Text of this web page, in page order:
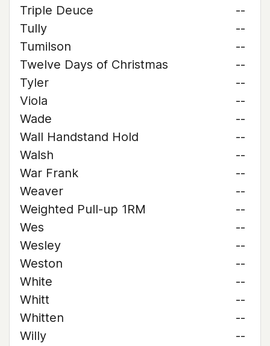
Triple Deuce
--
Tully
--
Tumilson
--
Twelve Days of Christmas
--
Tyler
--
Viola
--
Wade
--
Wall Handstand Hold
--
Walsh
--
War Frank
--
Weaver
--
Weighted Pull-up 1RM
--
Wes
--
Wesley
--
Weston
--
White
--
Whitt
--
Whitten
--
Willy
--